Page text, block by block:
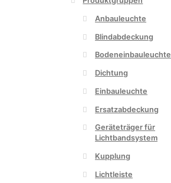
Anbauleuchte
Blindabdeckung
Bodeneinbauleuchte
Dichtung
Einbauleuchte
Ersatzabdeckung
Geräteträger für
Lichtbandsystem
Kupplung
Lichtleiste